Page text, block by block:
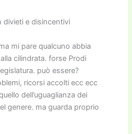
divieti e disincentivi
mi pare qualcuno abbia
cilindrata. forse Prodi
può essere?
ricorsi accolti ecc ecc
dell’uguaglianza dei
genere. ma guarda proprio